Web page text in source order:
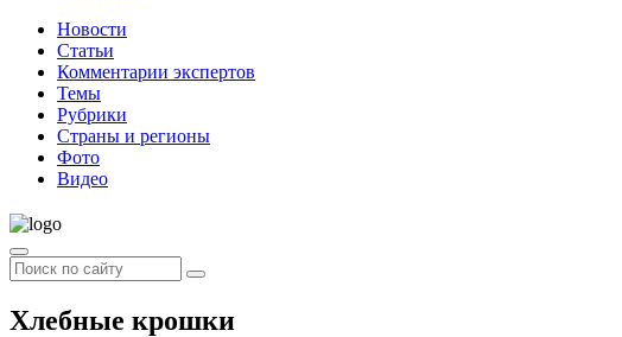
Новости
Статьи
Комментарии экспертов
Темы
Рубрики
Страны и регионы
Фото
Видео
Хлебные крошки